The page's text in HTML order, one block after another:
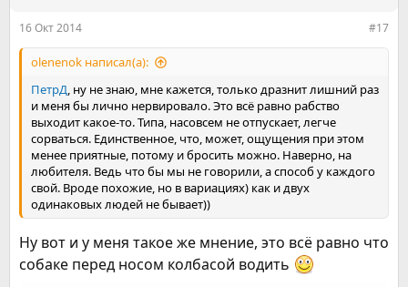
16 Окт 2014 #17
olenenok написал(а):
ПетрД, ну не знаю, мне кажется, только дразнит лишний раз
и меня бы лично нервировало. Это всё равно рабство
выходит какое-то. Типа, насовсем не отпускает, легче
сорваться. Единственное, что, может, ощущения при этом
менее приятные, потому и бросить можно. Наверно, на
любителя. Ведь что бы мы не говорили, а способ у каждого
свой. Вроде похожие, но в вариациях) как и двух
одинаковых людей не бывает))
Ну вот и у меня такое же мнение, это всё равно что
собаке перед носом колбасой водить